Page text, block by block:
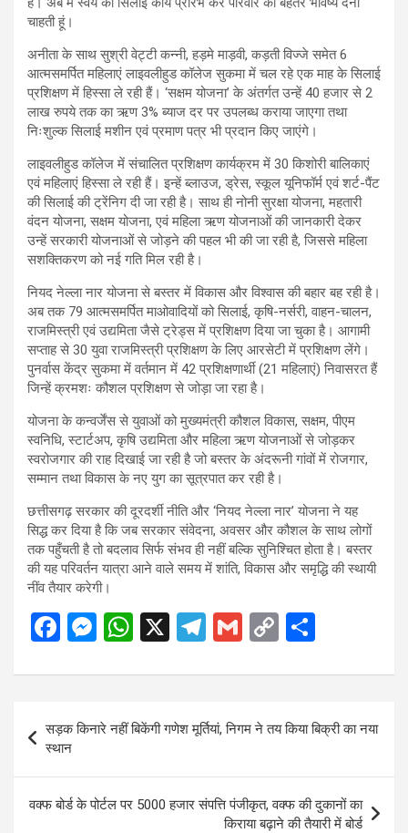
चाहती हूं।
अनीता के साथ सुश्री वेट्टी कन्नी, हड़मे माड़वी, कड़ती विज्जे समेत 6
आत्मसमर्पित महिलाएं लाइवलीहुड कॉलेज सुकमा में चल रहे एक माह के सिलाई
प्रशिक्षण में हिस्सा ले रही हैं। ‘सक्षम योजना’ के अंतर्गत उन्हें 40 हजार से 2
लाख रुपये तक का ऋण 3% ब्याज दर पर उपलब्ध कराया जाएगा तथा
निःशुल्क सिलाई मशीन एवं प्रमाण पत्र भी प्रदान किए जाएंगे।
लाइवलीहुड कॉलेज में संचालित प्रशिक्षण कार्यक्रम में 30 किशोरी बालिकाएं
एवं महिलाएं हिस्सा ले रही हैं। इन्हें ब्लाउज, ड्रेस, स्कूल यूनिफॉर्म एवं शर्ट-पैंट
की सिलाई की ट्रेंनिग दी जा रही है। साथ ही नोनी सुरक्षा योजना, महतारी
वंदन योजना, सक्षम योजना, एवं महिला ऋण योजनाओं की जानकारी देकर
उन्हें सरकारी योजनाओं से जोड़ने की पहल भी की जा रही है, जिससे महिला
सशक्तिकरण को नई गति मिल रही है।
नियद नेल्ला नार योजना से बस्तर में विकास और विश्वास की बहार बह रही है।
अब तक 79 आत्मसमर्पित माओवादियों को सिलाई, कृषि-नर्सरी, वाहन-चालन,
राजमिस्त्री एवं उद्यमिता जैसे ट्रेड्स में प्रशिक्षण दिया जा चुका है। आगामी
सप्ताह से 30 युवा राजमिस्त्री प्रशिक्षण के लिए आरसेटी में प्रशिक्षण लेंगे।
पुनर्वास केंद्र सुकमा में वर्तमान में 42 प्रशिक्षणार्थी (21 महिलाएं) निवासरत हैं
जिन्हें क्रमशः कौशल प्रशिक्षण से जोड़ा जा रहा है।
योजना के कन्वर्जेंस से युवाओं को मुख्यमंत्री कौशल विकास, सक्षम, पीएम
स्वनिधि, स्टार्टअप, कृषि उद्यमिता और महिला ऋण योजनाओं से जोड़कर
स्वरोजगार की राह दिखाई जा रही है जो बस्तर के अंदरूनी गांवों में रोजगार,
सम्मान तथा विकास के नए युग का सूत्रपात कर रही है।
छत्तीसगढ़ सरकार की दूरदर्शी नीति और ‘नियद नेल्ला नार’ योजना ने यह
सिद्ध कर दिया है कि जब सरकार संवेदना, अवसर और कौशल के साथ लोगों
तक पहुँचती है तो बदलाव सिर्फ संभव ही नहीं बल्कि सुनिश्चित होता है। बस्तर
की यह परिवर्तन यात्रा आने वाले समय में शांति, विकास और समृद्धि की स्थायी
नींव तैयार करेगी।
F
ce
o
o
k
M
se
n
g
er
W
at
s
A
p
p
X
T
e
gr
a
m
G
ail
C
py
Li
n
k
ar
e
navigation
सड़क किनारे नहीं बिकेंगी गणेश मूर्तियां, निगम ने तय किया बिक्री का नया
स्थान
वक्फ बोर्ड के पोर्टल पर 5000 हजार संपत्ति पंजीकृत, वक्फ की दुकानों का
किराया बढ़ाने की तैयारी में बोर्ड